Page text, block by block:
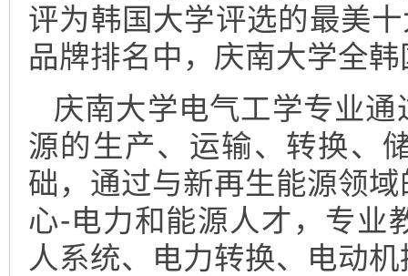
评为韩国大学评选的最美
品牌排名中，庆南大学全
庆南大学电气工学专业
源的生产、运输、转换、
础，通过与新再生能源领
心-电力和能源人才，专业
人系统、电力转换、电动